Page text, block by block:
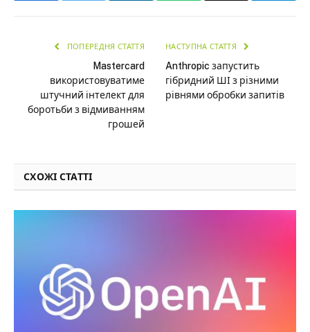
ПОПЕРЕДНЯ СТАТТЯ
Mastercard
використовуватиме
штучний інтелект для
боротьби з відмиванням
грошей
НАСТУПНА СТАТТЯ
Anthropic запустить
гібридний ШІ з різними
рівнями обробки запитів
СХОЖІ СТАТТІ